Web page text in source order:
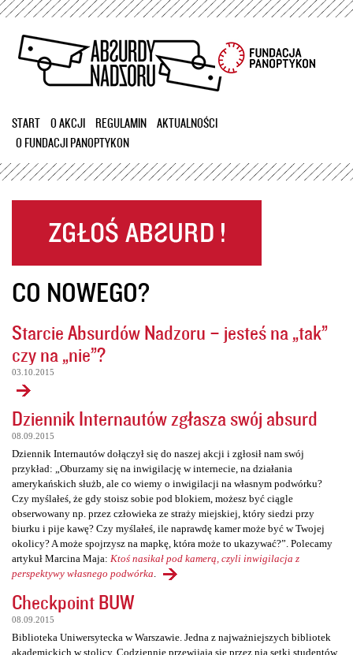
Przejdź
treści
START O AKCJI REGULAMIN
AKTUALNOŚCI
O FUNDACJI PANOPTYKON
CO NOWEGO?
Starcie Absurdów Nadzoru – jesteś na „tak”
czy na „nie”?
03.10.2015
Dziennik Internautów zgłasza swój absurd
08.09.2015
Dziennik Internautów dołączył się do naszej akcji i zgłosił nam swój
przykład: „Oburzamy się na inwigilację w internecie, na działania
amerykańskich służb, ale co wiemy o inwigilacji na własnym podwórku?
Czy myślałeś, że gdy stoisz sobie pod blokiem, możesz być ciągle
obserwowany np. przez człowieka ze straży miejskiej, który siedzi przy
biurku i pije kawę? Czy myślałeś, ile naprawdę kamer może być w Twojej
okolicy? A może spojrzysz na mapkę, która może to ukazywać?”. Polecamy
artykuł Marcina Maja: Ktoś nasikał pod kamerą, czyli inwigilacja z
perspektywy własnego podwórka
Checkpoint BUW
08.09.2015
Biblioteka Uniwersytecka w Warszawie. Jedna z najważniejszych bibliotek
akademickich w stolicy. Codziennie przewijają się przez nią setki studentów,